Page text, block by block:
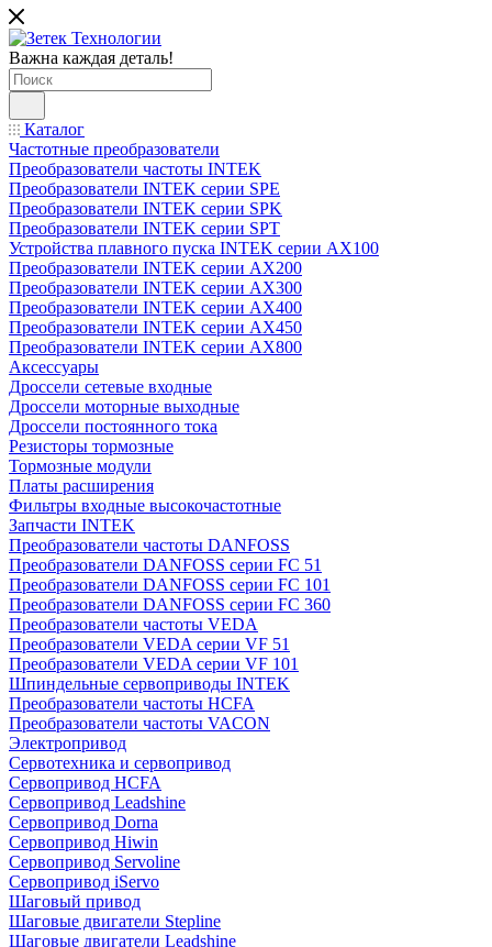
Важна каждая деталь!
Каталог
Частотные преобразователи
Преобразователи частоты INTEK
Преобразователи INTEK серии SPE
Преобразователи INTEK серии SPK
Преобразователи INTEK серии SPT
Устройства плавного пуска INTEK серии AX100
Преобразователи INTEK серии AX200
Преобразователи INTEK серии AX300
Преобразователи INTEK серии AX400
Преобразователи INTEK серии AX450
Преобразователи INTEK серии AX800
Аксессуары
Дроссели сетевые входные
Дроссели моторные выходные
Дроссели постоянного тока
Резисторы тормозные
Тормозные модули
Платы расширения
Фильтры входные высокочастотные
Запчасти INTEK
Преобразователи частоты DANFOSS
Преобразователи DANFOSS серии FC 51
Преобразователи DANFOSS серии FC 101
Преобразователи DANFOSS серии FC 360
Преобразователи частоты VEDA
Преобразователи VEDA серии VF 51
Преобразователи VEDA серии VF 101
Шпиндельные сервоприводы INTEK
Преобразователи частоты HCFA
Преобразователи частоты VACON
Электропривод
Сервотехника и сервопривод
Сервопривод HCFA
Сервопривод Leadshine
Сервопривод Dorna
Сервопривод Hiwin
Сервопривод Servoline
Сервопривод iServo
Шаговый привод
Шаговые двигатели Stepline
Шаговые двигатели Leadshine